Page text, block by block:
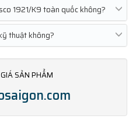
1921/K9 toàn quốc không?
thuật không?
SẢN PHẨM